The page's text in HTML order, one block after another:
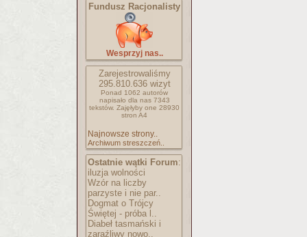
Fundusz Racjonalisty
Wesprzyj nas..
Zarejestrowaliśmy
295.810.636wizyt
Ponad 1062 autorów
napisało dla nas 7343
tekstów. Zajęłyby one 28930
stron A4
Najnowsze strony..
Archiwum streszczeń..
Ostatnie wątki Forum:
iluzja wolności
Wzór na liczby
parzyste i nie par..
Dogmat o Trójcy
Świętej - próba l..
Diabeł tasmański i
zaraźliwy nowo..